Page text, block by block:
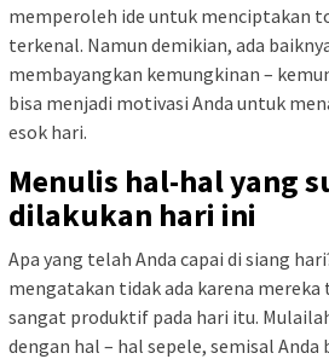
memperoleh ide untuk menciptakan
terkenal. Namun demikian, ada
membayangkan kemungkinan –
bisa menjadi motivasi Anda untuk
esok hari.
Menulis hal-hal yang
dilakukan hari ini
Apa yang telah Anda capai di siang
mengatakan tidak ada karena mereka
sangat produktif pada hari itu.
dengan hal – hal sepele, semisal